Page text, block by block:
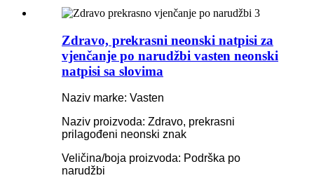
Zdravo, prekrasni neonski natpisi za
vjenčanje po narudžbi vasten neonski
natpisi sa slovima
Naziv marke: Vasten
Naziv proizvoda: Zdravo, prekrasni
prilagođeni neonski znak
Veličina/boja proizvoda: Podrška po
narudžbi